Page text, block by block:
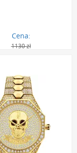
Cena:
1130 zł